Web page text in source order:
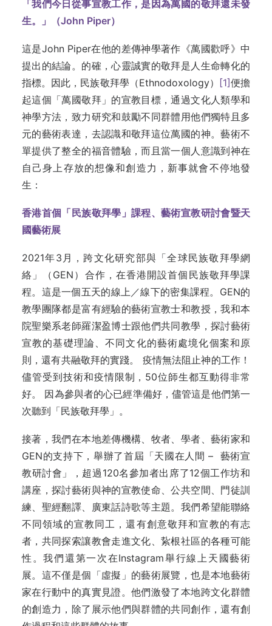
「我們今日從事宣教工作，是因為萬國的敬拜還未發
生。」（John Piper）
這是John Piper在他的差傳神學著作《萬國歡呼》中
提出的結論。的確，心靈誠實的敬拜是人生命轉化的
指標。因此，民族敬拜學（Ethnodoxology）
[1]便擔
起這個「萬國敬拜」的宣教目標，通過文化人類學和
神學方法，致力研究和鼓勵不同群體用他們獨特且多
元的藝術表達，去認識和敬拜這位萬國的神。藝術不
單提供了整全的福音體驗，而且當一個人意識到神在
自己身上存放的想像和創造力，新事就會不停地發
生：
香港首個「民族敬拜學」課程、藝術宣教研討會暨天
國藝術展
2021年3月，跨文化研究部與「全球民族敬拜學網
絡」（GEN）合作，在香港開設首個民族敬拜學課
程。這是一個五天的線上／線下的密集課程。GEN的
教學團隊都是富有經驗的藝術宣教士和教授，我和本
院聖樂系老師羅潔盈博士跟他們共同教學，探討藝術
宣教的基礎理論、不同文化的藝術處境化個案和原
則，還有共融敬拜的實踐。 疫情無法阻止神的工作！
儘管受到技術和疫情限制，50位師生都互動得非常
好。 因為參與者的心已經準備好，儘管這是他們第一
次聽到「民族敬拜學」。
接著，我們在本地差傳機構、牧者、學者、藝術家和
GEN的支持下，舉辦了首屆「天國在人間 – 藝術宣
教研討會」，超過120名參加者出席了12個工作坊和
講座，探討藝術與神的宣教使命、公共空間、門徒訓
練、聖經翻譯、廣東話詩歌等主題。我們希望能聯絡
不同領域的宣教同工，還有創意敬拜和宣教的有志
者，共同探索讓教會走進文化、紥根社區的各種可能
性。我們還第一次在Instagram舉行線上天國藝術
展。這不僅是個「虛擬」的藝術展覽，也是本地藝術
家在行動中的真實見證。他們激發了本地跨文化群體
的創造力，除了展示他們與群體的共同創作，還有創